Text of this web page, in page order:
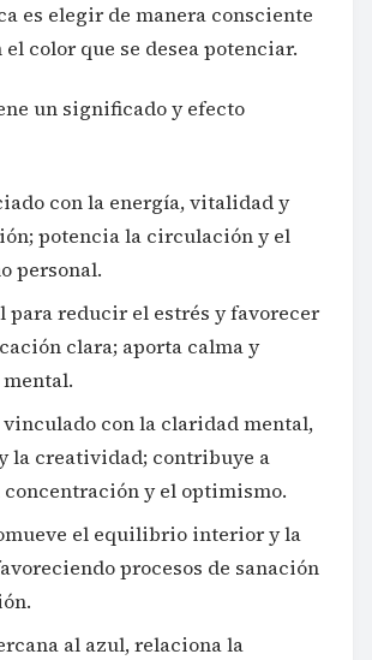
es elegir de manera consciente
color que se desea potenciar.
un significado y efecto
con la energía, vitalidad y
potencia la circulación y el
personal.
para reducir el estrés y favorecer
clara; aporta calma y
vinculado con la claridad mental,
la creatividad; contribuye a
y el optimismo.
el equilibrio interior y la
procesos de sanación
al azul, relaciona la